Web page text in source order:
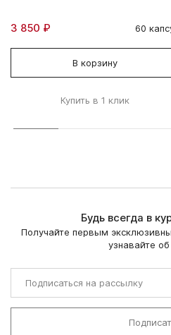
3 850 ₽ 60
В корзину
Купить в 1 клик
Будь всегда в
Получайте первым
узнавайте